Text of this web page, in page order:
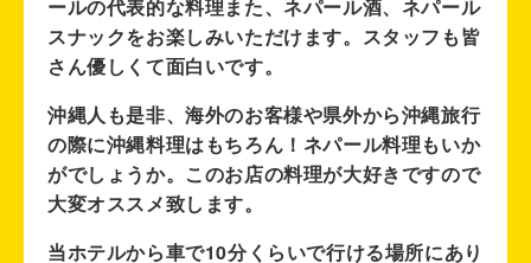
ールの代表的な料理また、ネパール酒、ネパール
スナックをお楽しみいただけます。スタッフも皆
さん優しくて面白いです。
沖縄人も是非、海外のお客様や県外から沖縄旅行
の際に沖縄料理はもちろん！ネパール料理もいか
がでしょうか。このお店の料理が大好きですので
大変オススメ致します。
当ホテルから車で10分くらいで行ける場所にあり